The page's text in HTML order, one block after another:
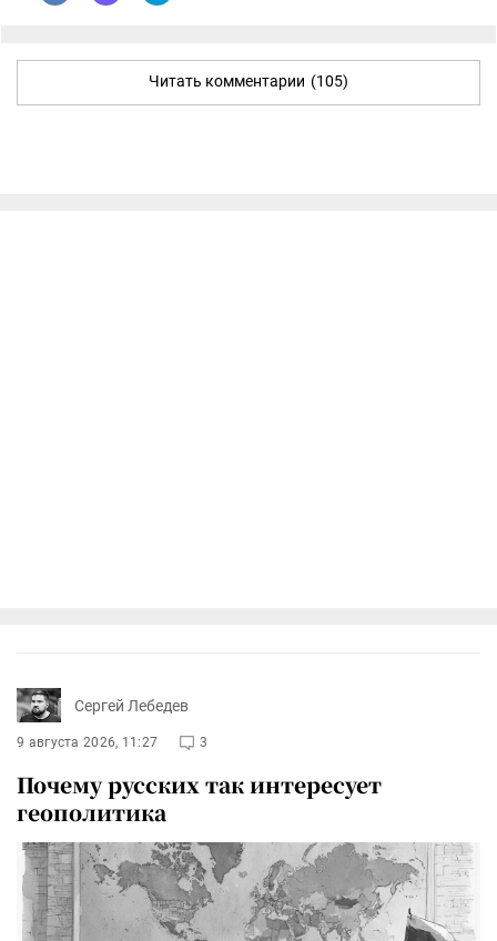
Читать комментарии (105)
Сергей Лебедев
9 августа 2026, 11:27 3
Почему русских так интересует
геополитика